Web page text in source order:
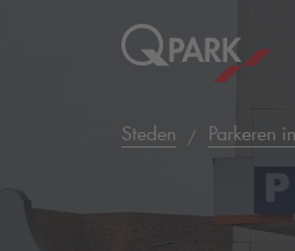
Steden Parkeren